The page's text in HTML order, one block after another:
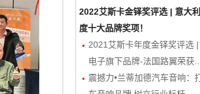
2022艾斯卡金铎奖评选 | 意大
度十大品牌奖项！
2021艾斯卡年度金铎奖评选
电子旗下品牌-法国路翼荣获...
震撼力•兰蒂加德汽车音响：